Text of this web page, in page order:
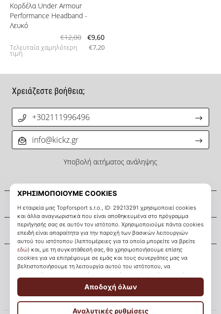
Κορδέλα Under Armour
Performance Headband -
Λευκό
€12,00
€9,60
Τελευταία χαμηλότερη
τιμή
€7,20
KICKZ.gr
Σχετικά μ' εμάς
Εξυπηρέτηση πελατών
Χρειάζεστε βοήθεια;
+302111996496
info@kickz.gr
Υποβολή αιτήματος ανάληψης